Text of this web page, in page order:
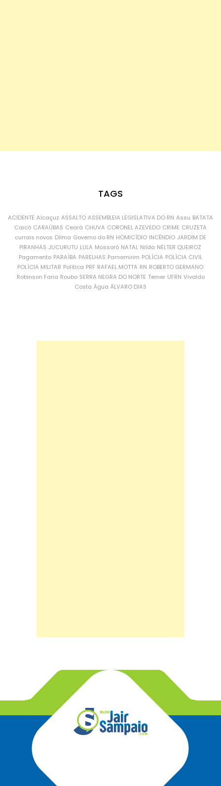
TAGS
ACIDENTE Alcaçuz ASSALTO ASSEMBLEIA LEGISLATIVA DO RN Assu BATATA
Caicó CARAÚBAS Ceará CHUVA CORONEL AZEVEDO CRIME CRUZETA
currais novos Dilma Governo do RN HOMICÍDIO INCÊNDIO JARDIM DE
PIRANHAS JUCURUTU LULA Mossoró NATAL Nilda NÉLTER QUEIROZ
Pagamento PARAÍBA PARELHAS Parnamirim POLÍCIA POLÍCIA CIVIL
POLÍCIA MILITAR Política PRF RAFAEL MOTTA RN ROBERTO GERMANO
Robinson Faria Roubo SERRA NEGRA DO NORTE Temer UFRN Vivaldo
Costa Água ÁLVARO DIAS